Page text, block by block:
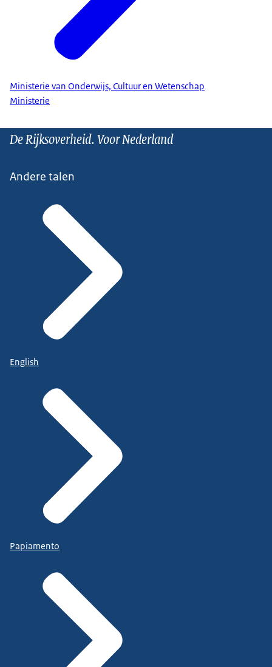
Ministerie van Onderwijs, Cultuur en Wetenschap
Ministerie
De Rijksoverheid. Voor Nederland
Andere talen
English
Papiamento